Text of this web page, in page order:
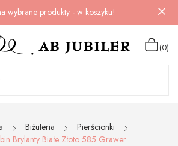
wybrane produkty - w koszyku!
(0)
Biżuteria
Pierścionki
Brylanty Białe Złoto 585 Grawer